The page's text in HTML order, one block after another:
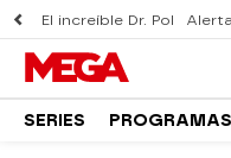
El increíble Dr. Pol
SERIES PROGRAMAS